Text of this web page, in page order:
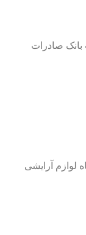
صادرات
لوازم آرایشی